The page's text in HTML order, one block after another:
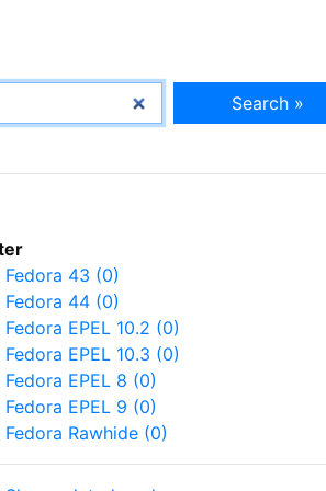
Search »
Fedora 43 (0)
Fedora 44 (0)
Fedora EPEL 10.2 (0)
Fedora EPEL 10.3 (0)
Fedora EPEL 8 (0)
Fedora EPEL 9 (0)
Fedora Rawhide (0)